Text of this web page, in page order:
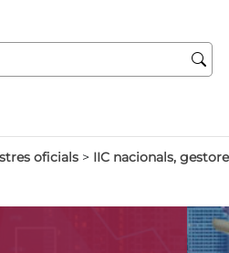
oficials > IIC nacionals,